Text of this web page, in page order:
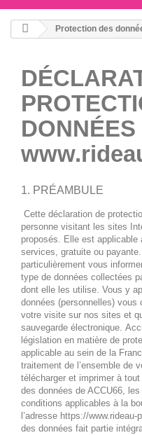
Protection des
DONNÉES
1. PRÉAMBULE
Cette déclaration de
personne visitant les sites
proposés. Elle est applicable
services, gratuite ou
particulièrement vous
type de données collectées
dont elle les utilise. Vous y
données (personnelles)
votre visite sur nos sites et
sauvegarde électronique.
législation en matière de
applicable au sein de la
traitement de l’ensemble de
télécharger et imprimer à
des données de ACCU66,
conditions applicables à la
l’adresse https://
des données fait partie